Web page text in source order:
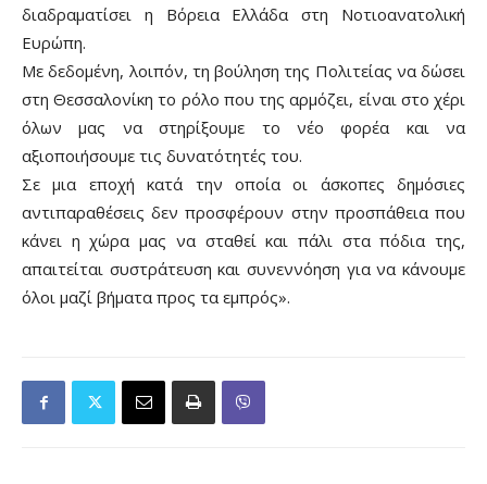
διαδραματίσει η Βόρεια Ελλάδα στη Νοτιοανατολική
Ευρώπη.
Με δεδομένη, λοιπόν, τη βούληση της Πολιτείας να δώσει
στη Θεσσαλονίκη το ρόλο που της αρμόζει, είναι στο χέρι
όλων μας να στηρίξουμε το νέο φορέα και να
αξιοποιήσουμε τις δυνατότητές του.
Σε μια εποχή κατά την οποία οι άσκοπες δημόσιες
αντιπαραθέσεις δεν προσφέρουν στην προσπάθεια που
κάνει η χώρα μας να σταθεί και πάλι στα πόδια της,
απαιτείται συστράτευση και συνεννόηση για να κάνουμε
όλοι μαζί βήματα προς τα εμπρός».